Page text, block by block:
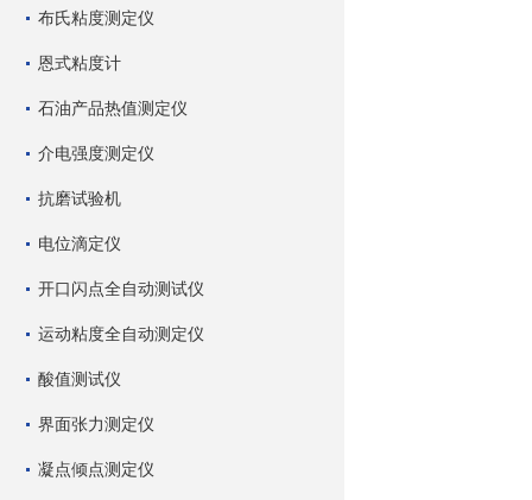
布氏粘度测定仪
恩式粘度计
石油产品热值测定仪
介电强度测定仪
抗磨试验机
电位滴定仪
开口闪点全自动测试仪
运动粘度全自动测定仪
酸值测试仪
界面张力测定仪
凝点倾点测定仪